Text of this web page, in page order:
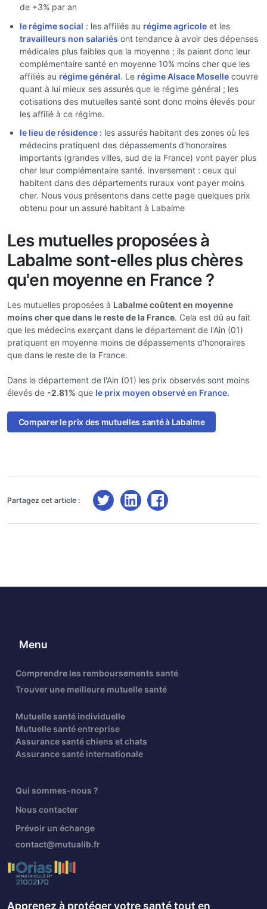
de +3% par an
le régime social : les affiliés au régime agricole et les
travailleurs non salariés ont tendance à avoir des dépenses
médicales plus faibles que la moyenne ; ils paient donc leur
complémentaire santé en moyenne 10% moins cher que les
affiliés au régime général. Le régime Alsace Moselle couvre
quant à lui mieux ses assurés que le régime général ; les
cotisations des mutuelles santé sont donc moins élevés pour
les affilié à ce régime.
le lieu de résidence : les assurés habitant des zones où les
médecins pratiquent des dépassements d'honoraires
importants (grandes villes, sud de la France) vont payer plus
cher leur complémentaire santé. Inversement : ceux qui
habitent dans des départements ruraux vont payer moins
cher. Nous vous présentons dans cette page quelques prix
obtenu pour un assuré habitant à Labalme
Les mutuelles proposées à
Labalme sont-elles plus chères
qu'en moyenne en France ?
Les mutuelles proposées à Labalme coûtent en moyenne
moins cher que dans le reste de la France. Cela est dû au fait
que les médecins exerçant dans le département de l'Ain (01)
pratiquent en moyenne moins de dépassements d'honoraires
que dans le reste de la France.
Dans le département de l'Ain (01) les prix observés sont moins
élevés de -2.81% que le prix moyen observé en France.
Comparer le prix des mutuelles santé à Labalme
Partagez cet article :
Menu
Comprendre les remboursements santé
Trouver une meilleure mutuelle santé
Mutuelle santé individuelle
Mutuelle santé entreprise
Assurance santé chiens et chats
Assurance santé internationale
Qui sommes-nous ?
Nous contacter
Prévoir un échange
contact@mutualib.fr
Apprenez à protéger votre santé tout en